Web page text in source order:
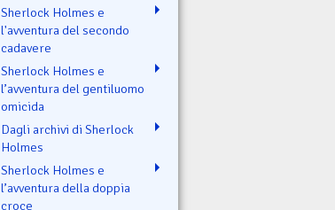
Sherlock Holmes e
l'avventura del secondo
cadavere
Sherlock Holmes e
l’avventura del gentiluomo
omicida
Dagli archivi di Sherlock
Holmes
Sherlock Holmes e
l’avventura della doppia
croce